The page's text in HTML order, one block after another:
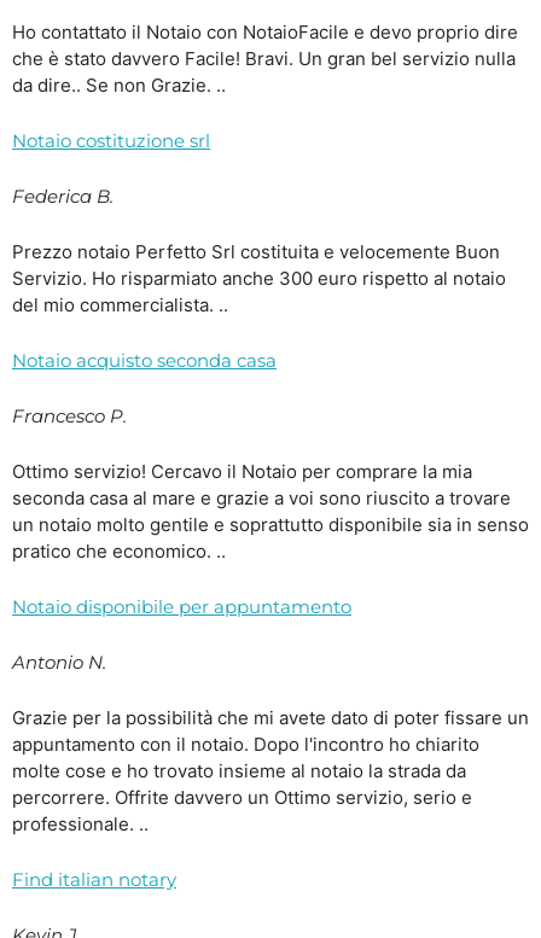
Ho contattato il Notaio con NotaioFacile e devo proprio dire
che è stato davvero Facile! Bravi. Un gran bel servizio nulla
da dire.. Se non Grazie. ..
Notaio costituzione srl
Federica B.
Prezzo notaio Perfetto Srl costituita e velocemente Buon
Servizio. Ho risparmiato anche 300 euro rispetto al notaio
del mio commercialista. ..
Notaio acquisto seconda casa
Francesco P.
Ottimo servizio! Cercavo il Notaio per comprare la mia
seconda casa al mare e grazie a voi sono riuscito a trovare
un notaio molto gentile e soprattutto disponibile sia in senso
pratico che economico. ..
Notaio disponibile per appuntamento
Antonio N.
Grazie per la possibilità che mi avete dato di poter fissare un
appuntamento con il notaio. Dopo l'incontro ho chiarito
molte cose e ho trovato insieme al notaio la strada da
percorrere. Offrite davvero un Ottimo servizio, serio e
professionale. ..
Find italian notary